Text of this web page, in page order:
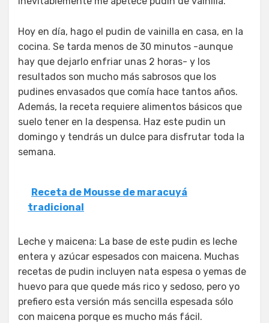
Hoy en día, hago el pudin de vainilla en casa, en la
cocina. Se tarda menos de 30 minutos -aunque
hay que dejarlo enfriar unas 2 horas- y los
resultados son mucho más sabrosos que los
pudines envasados que comía hace tantos años.
Además, la receta requiere alimentos básicos que
suelo tener en la despensa. Haz este pudin un
domingo y tendrás un dulce para disfrutar toda la
semana.
Receta de Mousse de maracuyá
tradicional
Leche y maicena: La base de este pudin es leche
entera y azúcar espesados con maicena. Muchas
recetas de pudin incluyen nata espesa o yemas de
huevo para que quede más rico y sedoso, pero yo
prefiero esta versión más sencilla espesada sólo
con maicena porque es mucho más fácil.